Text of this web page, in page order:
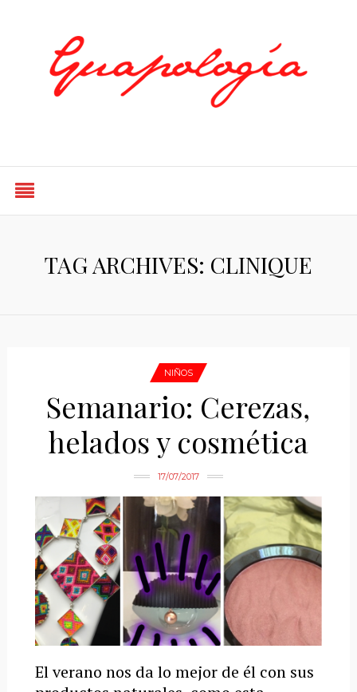
TAG ARCHIVES: CLINIQUE
NIÑOS
Semanario: Cerezas,
helados y cosmética
17/07/2017
El verano nos da lo mejor de él con sus